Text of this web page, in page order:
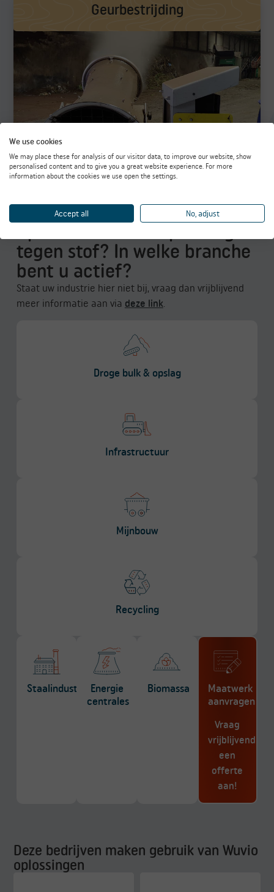
Geurbestrijding
tegen stof? In welke branche
bent u actief?
Staat uw industrie hier niet bij, vraag dan vrijblijvend
meer informatie aan via deze link.
Droge bulk & opslag
Infrastructuur
Mijnbouw
Recycling
Staalindustrie
Energie
centrales
Biomassa
Maatwerk
aanvragen
Vraag
vrijblijvend
een
offerte
aan!
Deze bedrijven maken gebruik van Wuvio
oplossingen
We use cookies
We may place these for analysis of our visitor data, to improve our website, show
personalised content and to give you a great website experience. For more
information about the cookies we use open the settings.
Accept all No, adjust